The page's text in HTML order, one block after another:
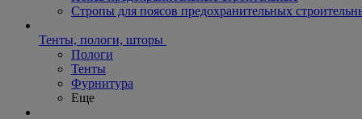
Стропы для поясов предохранительных
Тенты, пологи, шторы
Пологи
Тенты
Фурнитура
Еще